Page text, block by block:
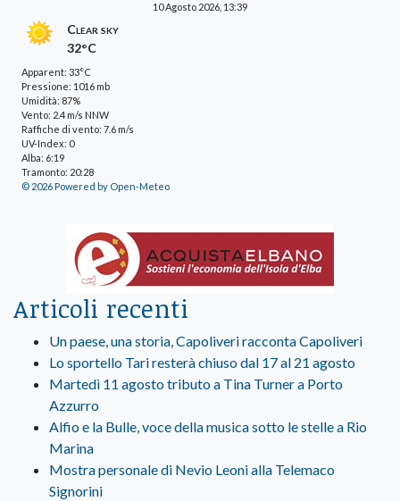
10 Agosto 2026, 13:39
Clear sky
32°C
Apparent: 33°C
Pressione: 1016 mb
Umidità: 87%
Vento: 2.4 m/s NNW
Raffiche di vento: 7.6 m/s
UV-Index: 0
Alba: 6:19
Tramonto: 20:28
© 2026 Powered by Open-Meteo
Articoli recenti
Un paese, una storia, Capoliveri racconta Capoliveri
Lo sportello Tari resterà chiuso dal 17 al 21 agosto
Martedì 11 agosto tributo a Tina Turner a Porto
Azzurro
Alfio e la Bulle, voce della musica sotto le stelle a Rio
Marina
Mostra personale di Nevio Leoni alla Telemaco
Signorini